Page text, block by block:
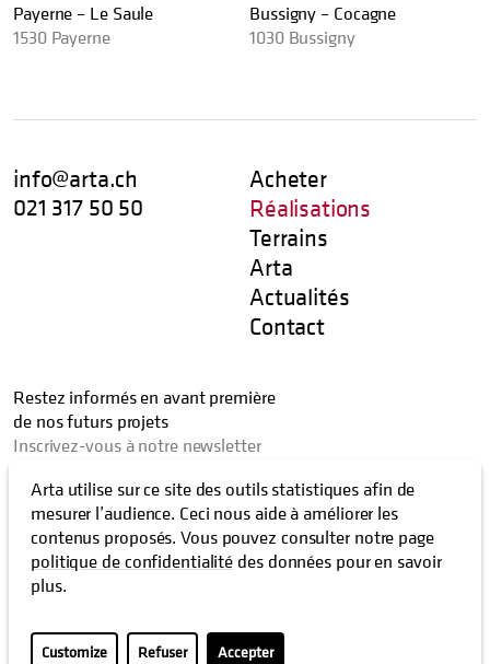
Payerne – Le Saule
1530 Payerne
Bussigny – Cocagne
1030 Bussigny
info@arta.ch
021 317 50 50
Acheter
Réalisations
Terrains
Arta
Actualités
Contact
Restez informés en avant première
de nos futurs projets
Inscrivez-vous à notre newsletter
J’autorise que les activités liées à mon email soient enregistrées
Copyright ©2026Arta
Arta utilise sur ce site des outils statistiques afin de
mesurer l’audience. Ceci nous aide à améliorer les
contenus proposés. Vous pouvez consulter notre page
politique de confidentialité des données pour en savoir
plus.
Customize Refuser Accepter